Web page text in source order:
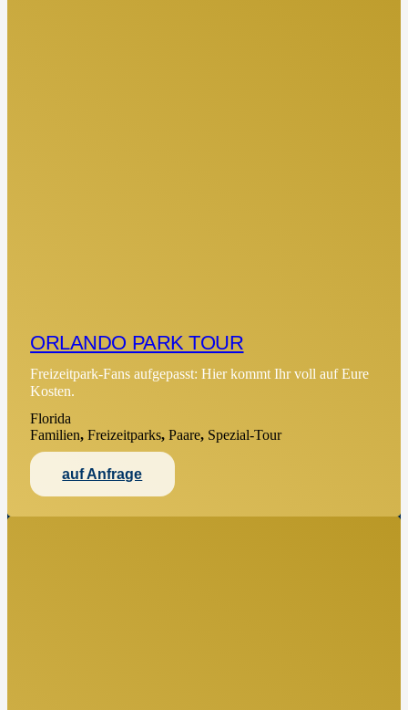
ORLANDO PARK TOUR
Freizeitpark-Fans aufgepasst: Hier kommt Ihr voll auf Eure
Kosten.
Florida
Familien,Freizeitparks,Paare, Spezial-Tour
auf Anfrage